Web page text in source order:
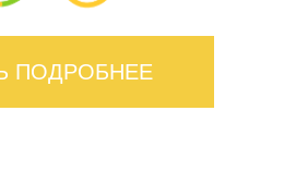
ПОДРОБНЕЕ